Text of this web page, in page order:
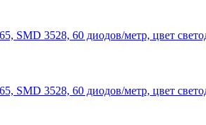
SMD 3528, 60 диодов/метр, цвет
SMD 3528, 60 диодов/метр, цвет